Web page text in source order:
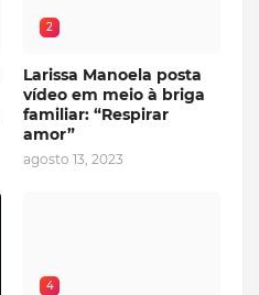
2
Larissa Manoela posta
vídeo em meio à briga
familiar: “Respirar
amor”
agosto 13, 2023
4